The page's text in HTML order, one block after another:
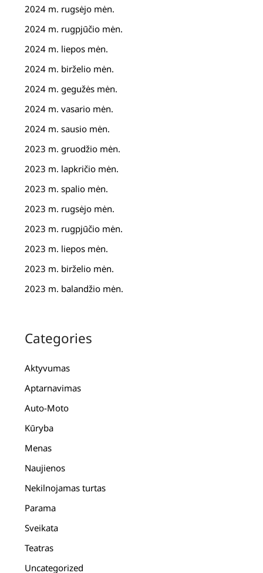
2024 m. rugsėjo mėn.
2024 m. rugpjūčio mėn.
2024 m. liepos mėn.
2024 m. birželio mėn.
2024 m. gegužės mėn.
2024 m. vasario mėn.
2024 m. sausio mėn.
2023 m. gruodžio mėn.
2023 m. lapkričio mėn.
2023 m. spalio mėn.
2023 m. rugsėjo mėn.
2023 m. rugpjūčio mėn.
2023 m. liepos mėn.
2023 m. birželio mėn.
2023 m. balandžio mėn.
Categories
Aktyvumas
Aptarnavimas
Auto-Moto
Kūryba
Menas
Naujienos
Nekilnojamas turtas
Parama
Sveikata
Teatras
Uncategorized